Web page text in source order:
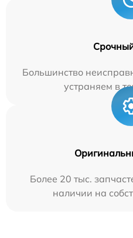
Большинство
устраняем в
Более 20 тыс.
наличии на